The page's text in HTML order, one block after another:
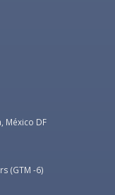
México DF
(GTM -6)